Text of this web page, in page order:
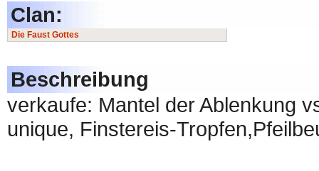
Clan:
Die Faust Gottes
Beschreibung
verkaufe: Mantel der Ablenkung
unique, Finstereis-